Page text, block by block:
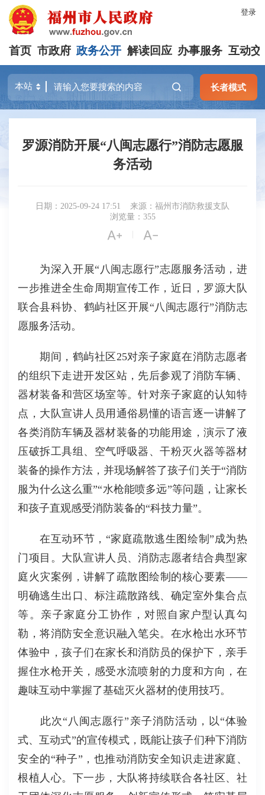
登录
首页 市政府 政务公开 解读回应 办事服务 互动交
长者模式
罗源消防开展“八闽志愿行”消防志愿服
务活动
日期：2025-09-24 17:51
来源：福州市消防救援支队
浏览量：355
 | 
为深入开展“八闽志愿行”志愿服务活动，进
一步推进全生命周期宣传工作，近日，罗源大队
联合县科协、鹤屿社区开展“八闽志愿行”消防志
愿服务活动。
期间，鹤屿社区25对亲子家庭在消防志愿者
的组织下走进开发区站，先后参观了消防车辆、
器材装备和营区场室等。针对亲子家庭的认知特
点，大队宣讲人员用通俗易懂的语言逐一讲解了
各类消防车辆及器材装备的功能用途，演示了液
压破拆工具组、空气呼吸器、干粉灭火器等器材
装备的操作方法，并现场解答了孩子们关于“消防
服为什么这么重”“水枪能喷多远”等问题，让家长
和孩子直观感受消防装备的“科技力量”。
在互动环节，“家庭疏散逃生图绘制”成为热
门项目。大队宣讲人员、消防志愿者结合典型家
庭火灾案例，讲解了疏散图绘制的核心要素——
明确逃生出口、标注疏散路线、确定室外集合点
等。亲子家庭分工协作，对照自家户型认真勾
勒，将消防安全意识融入笔尖。在水枪出水环节
体验中，孩子们在家长和消防员的保护下，亲手
握住水枪开关，感受水流喷射的力度和方向，在
趣味互动中掌握了基础灭火器材的使用技巧。
此次“八闽志愿行”亲子消防活动，以“体验
式、互动式”的宣传模式，既能让孩子们种下消防
安全的“种子”，也推动消防安全知识走进家庭、
根植人心。下一步，大队将持续联合各社区、社